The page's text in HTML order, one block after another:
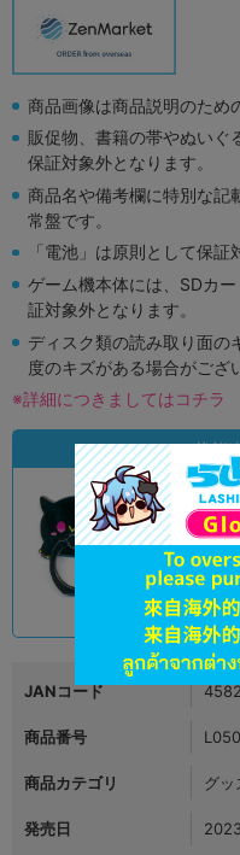
商品画像は商品説明のため
販促物、書籍の帯やぬいぐ
保証対象外となります。
商品名や備考欄に特別な記
常盤です。
「電池」は原則として保証
ゲーム機本体には、SDカ
証対象外となります。
ディスク類の読み取り面の
度のキズがある場合がござ
※詳細につきましてはコチラ
状態
状態 : 未開封
水戸店
在庫あり 1,690円
JANコード
商品番号
商品カテゴリ グッ
発売日